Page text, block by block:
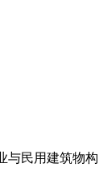
与民用建筑物构